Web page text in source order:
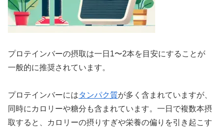
プロテインバーの摂取は一日1〜2本を目安にすることが
一般的に推奨されています。
プロテインバーにはタンパク質が多く含まれていますが、
同時にカロリーや糖分も含まれています。一日で複数本摂
取すると、カロリーの摂りすぎや栄養の偏りを引き起こす